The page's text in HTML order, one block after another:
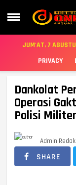
JUM'AT, 7
PRIVACY
Dankolat
Operasi
Polisi
Admin
SHARE